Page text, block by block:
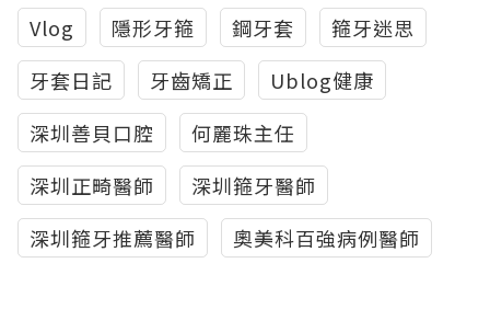
Vlog 隱形牙箍 鋼牙套
箍牙迷思
牙套日記
牙齒矯正
Ublog健康
深圳善貝口腔
何麗珠主任
深圳正畸醫師
深圳箍牙醫師
深圳箍牙推薦醫師
奧美科百強病例醫師